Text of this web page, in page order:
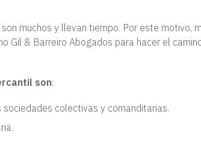
muchos y llevan tiempo. Por este motivo,
Gil & Barreiro Abogados para hacer el
son:
colectivas y comanditarias.